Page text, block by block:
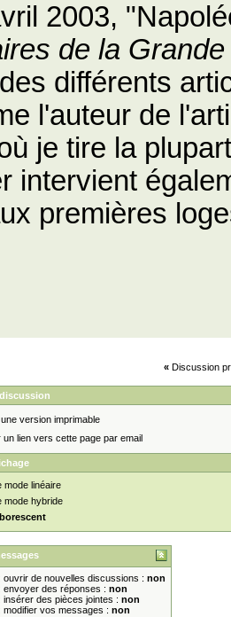
2003,
de la
différents
l'auteur de
je tire la
intervient
premières
«Discussion
version imprimable
un lien vers cette page par email
mode linéaire
mode hybride
ouvrir de nouvelles discussions : non
envoyer des réponses : non
insérer des pièces jointes : non
modifier vos messages : non